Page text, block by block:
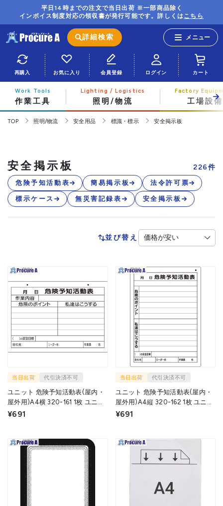
平日14時までの注文で当日出荷 ※一部商品除く
インボイス制度対応の領収書が発行可能です。詳しくはこちら
詳細検索
再購入 お気に入り 会員登録 ログイン カート
作業工具 照明/物流 工場設備
TOP 照明/物流 安全用品 標識・標示 安全掲示板
安全掲示板 226件
危険予知活動表 簡易掲示板 法令許可票
標示ケース 無災害記録表 安全掲示板
並び替え
当日出荷 代引決済不可
ユニット 危険予知活動表(屋内・
屋外用)A4横 320-161 1枚 ユニッ
ト(株) ▼826-3926
¥691
当日出荷 代引決済不可
ユニット 危険予知活動表(屋内・
屋外用)A4縦 320-162 1枚 ユニッ
ト(株) ▼826-3927
¥691